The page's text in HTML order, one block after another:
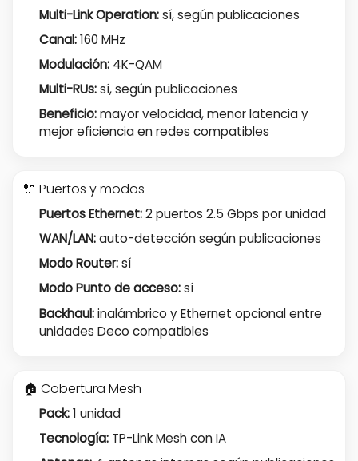
Multi-Link Operation:sí, según publicaciones
Canal:160 MHz
Modulación:4K-QAM
Multi-RUs:sí, según publicaciones
Beneficio:mayor velocidad, menor latencia y
mejor eficiencia en redes compatibles
🔌 Puertos y modos
Puertos Ethernet:2 puertos 2.5 Gbps por unidad
WAN/LAN:auto-detección según publicaciones
Modo Router:sí
Modo Punto de acceso:sí
Backhaul:inalámbrico y Ethernet opcional entre
unidades Deco compatibles
🏠 Cobertura Mesh
Pack:1 unidad
Tecnología:TP-Link Mesh con IA